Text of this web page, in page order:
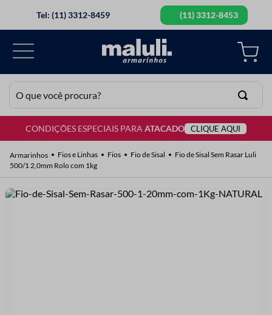
Tel: (11) 3312-8459 (11) 3312-8453
O que você procura?
CONDIÇÕES ESPECIAIS PARAATACADO CLIQUE AQUI
Fios e Linhas Fios Fio de Sisal
Fio de Sisal Sem Rasar Luli
500/1 2,0mm Rolo com 1kg
TERMOS MAIS BUSCADOS
2º
barbante
3º
botão